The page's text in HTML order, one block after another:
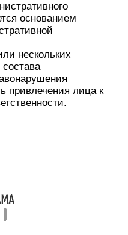
основанием
нескольких
привлечения лица к